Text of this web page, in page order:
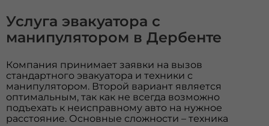
Услуга эвакуатора с
манипулятором в Дербенте
Компания принимает заявки на вызов
стандартного эвакуатора и техники с
манипулятором. Второй вариант является
оптимальным, так как не всегда возможно
подъехать к неисправному авто на нужное
расстояние. Основные сложности – техника